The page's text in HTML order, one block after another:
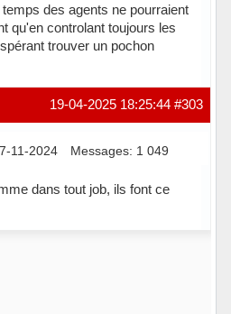
des agents ne pourraient
qu'en controlant toujours les
trouver un pochon
#303
19-04-2025 18:25:44
11-2024 Messages: 1 049
dans tout job, ils font ce